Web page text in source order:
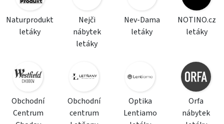
Naturprodukt
letáky
Nejči
nábytek
letáky
Nev-Dama
letáky
NOTINO.cz
letáky
Obchodní
Centrum
Obchodní
centrum
Optika
Lentiamo
Orfa
nábytek